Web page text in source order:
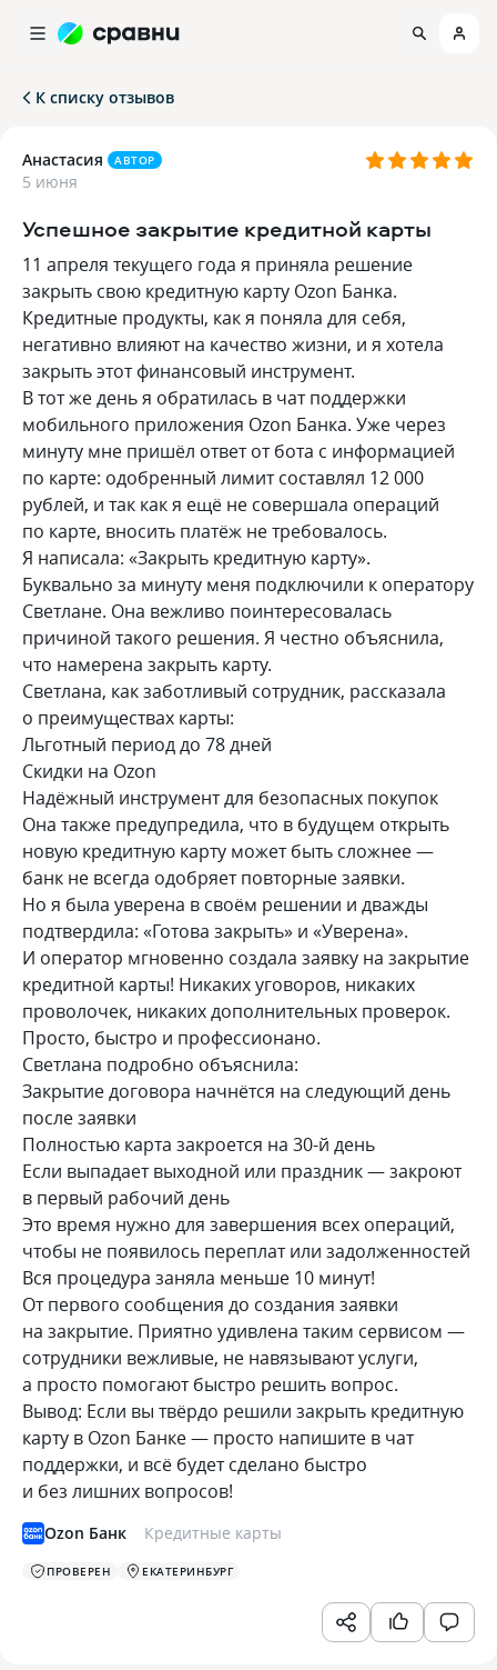
К списку отзывов
Анастасия АВТОР
5 июня
Успешное закрытие кредитной карты
11 апреля текущего года я приняла решение
закрыть свою кредитную карту Ozon Банка.
Кредитные продукты, как я поняла для себя,
негативно влияют на качество жизни, и я хотела
закрыть этот финансовый инструмент.
В тот же день я обратилась в чат поддержки
мобильного приложения Ozon Банка. Уже через
минуту мне пришёл ответ от бота с информацией
по карте: одобренный лимит составлял 12 000
рублей, и так как я ещё не совершала операций
по карте, вносить платёж не требовалось.
Я написала: «Закрыть кредитную карту».
Буквально за минуту меня подключили к оператору
Светлане. Она вежливо поинтересовалась
причиной такого решения. Я честно объяснила,
что намерена закрыть карту.
Светлана, как заботливый сотрудник, рассказала
о преимуществах карты:
Льготный период до 78 дней
Скидки на Ozon
Надёжный инструмент для безопасных покупок
Она также предупредила, что в будущем открыть
новую кредитную карту может быть сложнее —
банк не всегда одобряет повторные заявки.
Но я была уверена в своём решении и дважды
подтвердила: «Готова закрыть» и «Уверена».
И оператор мгновенно создала заявку на закрытие
кредитной карты! Никаких уговоров, никаких
проволочек, никаких дополнительных проверок.
Просто, быстро и профессионано.
Светлана подробно объяснила:
Закрытие договора начнётся на следующий день
после заявки
Полностью карта закроется на 30-й день
Если выпадает выходной или праздник — закроют
в первый рабочий день
Это время нужно для завершения всех операций,
чтобы не появилось переплат или задолженностей
Вся процедура заняла меньше 10 минут!
От первого сообщения до создания заявки
на закрытие. Приятно удивлена таким сервисом —
сотрудники вежливые, не навязывают услуги,
а просто помогают быстро решить вопрос.
Вывод: Если вы твёрдо решили закрыть кредитную
карту в Ozon Банке — просто напишите в чат
поддержки, и всё будет сделано быстро
и без лишних вопросов!
Ozon Банк Кредитные карты
ПРОВЕРЕН ЕКАТЕРИНБУРГ